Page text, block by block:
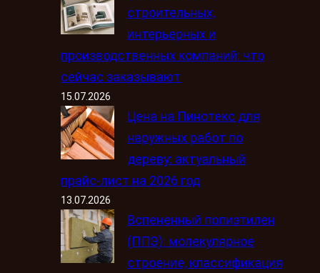
строительных,
интерьерных и
производственных компаний: что
сейчас заказывают
15.07.2026
Цена на Пинотекс для
наружных работ по
дереву: актуальный
прайс-лист на 2026 год
13.07.2026
Вспененный полиэтилен
(ППЭ): молекулярное
строение, классификация